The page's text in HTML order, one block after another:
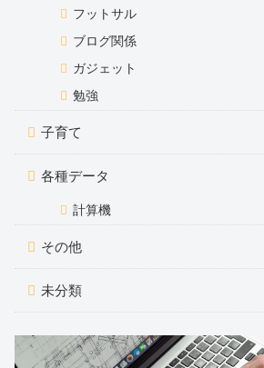
フットサル
ブログ関係
ガジェット
勉強
子育て
各種データ
計算機
その他
未分類